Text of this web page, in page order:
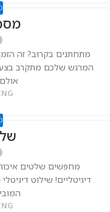
מתחתנים בקרוב? זה
המרגש שלכם מתקרב
מחפשים שלטים
דיגיטליים! שילוט